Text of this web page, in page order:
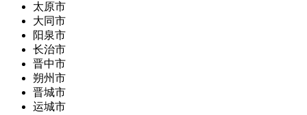
太原市
大同市
阳泉市
长治市
晋中市
朔州市
晋城市
运城市